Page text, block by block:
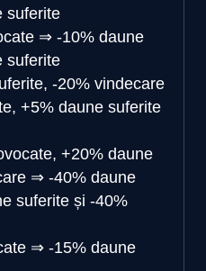
suferite
⇒ -10% daune
suferite
-20% vindecare
+5% daune suferite
+20% daune
⇒ -40% daune
suferite și -40%
⇒ -15% daune